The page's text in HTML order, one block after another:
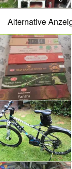
Alternative